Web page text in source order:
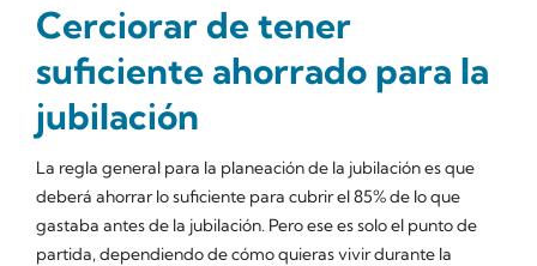
Cerciorar de tener
suficiente ahorrado para la
jubilación
La regla general para la planeación de la jubilación es que
deberá ahorrar lo suficiente para cubrir el 85% de lo que
gastaba antes de la jubilación. Pero ese es solo el punto de
partida, dependiendo de cómo quieras vivir durante la